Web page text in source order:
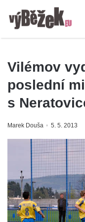
Vilémov
poslední
s
Marek Douša 5. 5. 2013